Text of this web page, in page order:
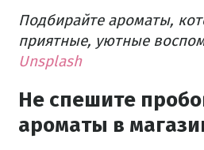
Подбирайте ароматы,
приятные, уютные
Unsplash
Не спешите
ароматы в